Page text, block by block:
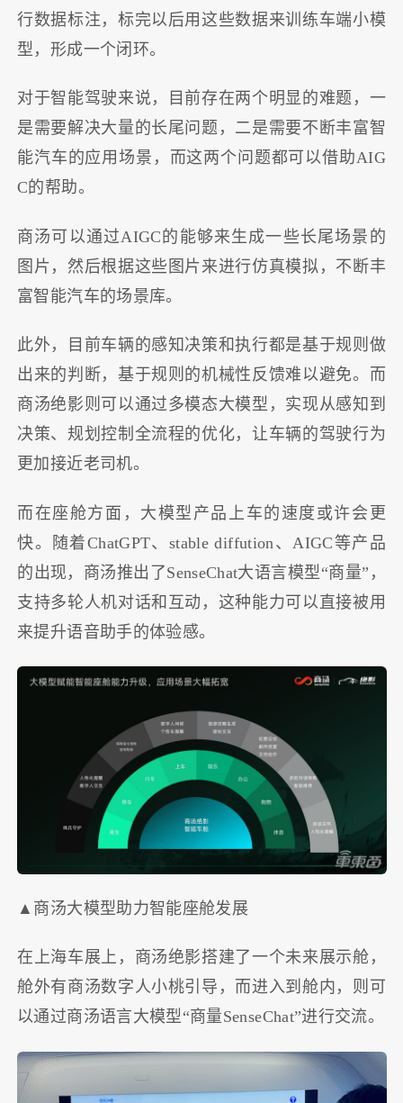
行数据标注，标完以后用这些数据来训练车端小模
型，形成一个闭环。
对于智能驾驶来说，目前存在两个明显的难题，一
是需要解决大量的长尾问题，二是需要不断丰富智
能汽车的应用场景，而这两个问题都可以借助AIG
C的帮助。
商汤可以通过AIGC的能够来生成一些长尾场景的
图片，然后根据这些图片来进行仿真模拟，不断丰
富智能汽车的场景库。
此外，目前车辆的感知决策和执行都是基于规则做
出来的判断，基于规则的机械性反馈难以避免。而
商汤绝影则可以通过多模态大模型，实现从感知到
决策、规划控制全流程的优化，让车辆的驾驶行为
更加接近老司机。
而在座舱方面，大模型产品上车的速度或许会更
快。随着ChatGPT、stable diffution、AIGC等产品
的出现，商汤推出了SenseChat大语言模型“商量”，
支持多轮人机对话和互动，这种能力可以直接被用
来提升语音助手的体验感。
▲商汤大模型助力智能座舱发展
在上海车展上，商汤绝影搭建了一个未来展示舱，
舱外有商汤数字人小桃引导，而进入到舱内，则可
以通过商汤语言大模型“商量SenseChat”进行交流。